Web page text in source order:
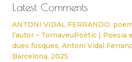
Latest Comments
ANTONI VIDAL FERRANDO,
l’autor – TornaveuPoètic | Poesia
dues fosques, Antoni Vidal
Barcelona, 2025